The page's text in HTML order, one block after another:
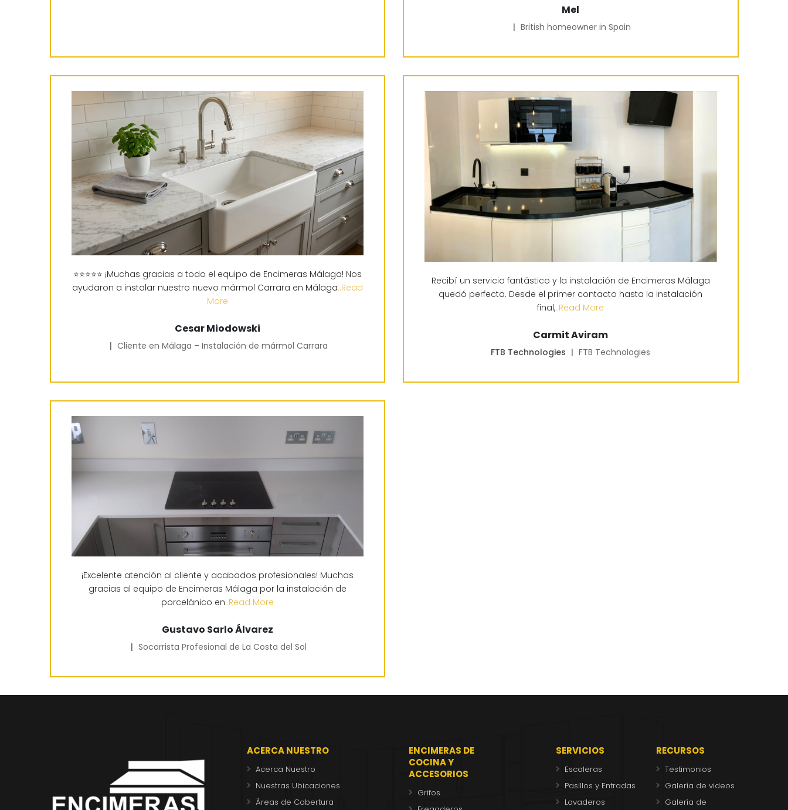
Mel
| British homeowner in Spain
⭐⭐⭐⭐⭐ ¡Muchas gracias a todo el equipo de Encimeras Málaga! Nos
ayudaron a instalar nuestro nuevo mármol Carrara en Málaga..Read
More
Cesar Miodowski
| Cliente en Málaga – Instalación de mármol Carrara
Recibí un servicio fantástico y la instalación de Encimeras Málaga
quedó perfecta. Desde el primer contacto hasta la instalación
final,..Read More
Carmit Aviram
FTB Technologies | FTB Technologies
¡Excelente atención al cliente y acabados profesionales! Muchas
gracias al equipo de Encimeras Málaga por la instalación de
porcelánico en..Read More
Gustavo Sarlo Álvarez
| Socorrista Profesional de La Costa del Sol
ACERCA NUESTRO
Acerca Nuestro
Nuestras Ubicaciones
Áreas de Cobertura
ENCIMERAS DE
COCINA Y
ACCESORIOS
Grifos
SERVICIOS
Escaleras
Pasillos y Entradas
Lavaderos
RECURSOS
Testimonios
Galería de videos
Galería de